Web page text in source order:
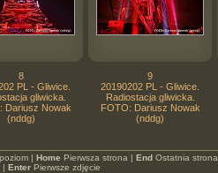
8
PL - Gliwice.
gliwicka.
Dariusz Nowak
(nddg)
9
20190202 PL - Gliwice.
Radiostacja gliwicka.
FOTO: Dariusz Nowak
(nddg)
| Home Pierwsza strona | EndOstatnia
| EnterPierwsze zdjęcie